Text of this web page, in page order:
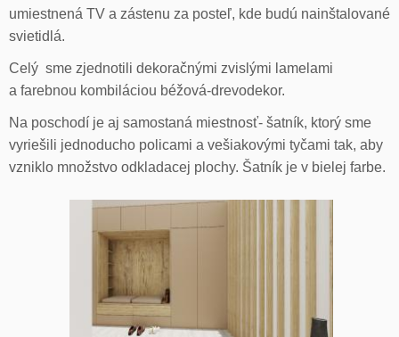
umiestnená TV a zástenu za posteľ, kde budú nainštalované
svietidlá.
Celý sme zjednotili dekoračnými zvislými lamelami
a farebnou kombiláciou béžová-drevodekor.
Na poschodí je aj samostaná miestnosť- šatník, ktorý sme
vyriešili jednoducho policami a vešiakovými tyčami tak, aby
vzniklo množstvo odkladacej plochy. Šatník je v bielej farbe.